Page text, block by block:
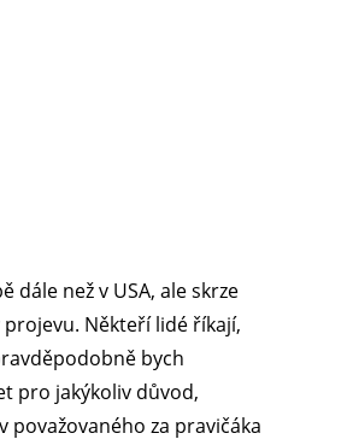
než v USA, ale skrze
Někteří lidé říkají,
bych
pro jakýkoliv důvod,
za pravičáka